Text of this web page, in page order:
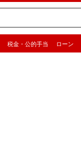
税金・公的手当 ローン